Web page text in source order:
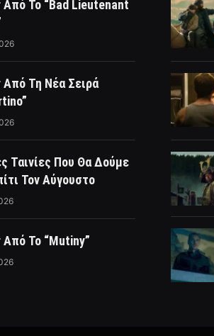
Από Το “Bad Lieutenant
Από Τη Νέα Σειρά
Ταινίες Που Θα Δούμε
Τον Αύγουστο
Το “Mutiny”